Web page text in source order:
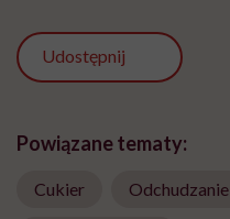
Udostępnij
Powiązane tematy:
Cukier Odchudzanie